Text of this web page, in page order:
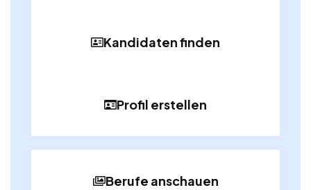
Kandidaten finden
Profil erstellen
Berufe anschauen